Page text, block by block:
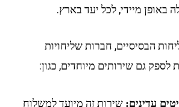
באופן מיידי, לכל יעד בארץ.
הבסיסיים, חברות שליחויות
לספק גם שירותים מיוחדים, כגון:
עדינים: שירות זה מיועד למשלוח